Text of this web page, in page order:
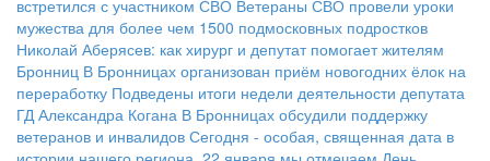
встретился с участником СВО Ветераны СВО провели уроки
мужества для более чем 1500 подмосковных подростков
Николай Аберясев: как хирург и депутат помогает жителям
Бронниц В Бронницах организован приём новогодних ёлок на
переработку Подведены итоги недели деятельности депутата
ГД Александра Когана В Бронницах обсудили поддержку
ветеранов и инвалидов Сегодня - особая, священная дата в